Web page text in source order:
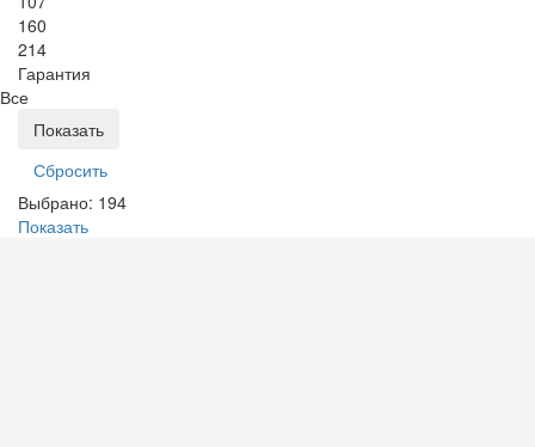
160
214
Гарантия
Все
Выбрано: 194
Показать